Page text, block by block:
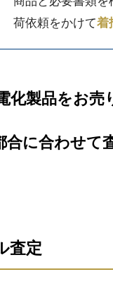
荷依頼をかけて着
製品をお売
合に合わせて
査定